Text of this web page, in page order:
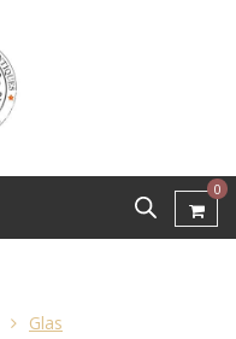
0
Glas